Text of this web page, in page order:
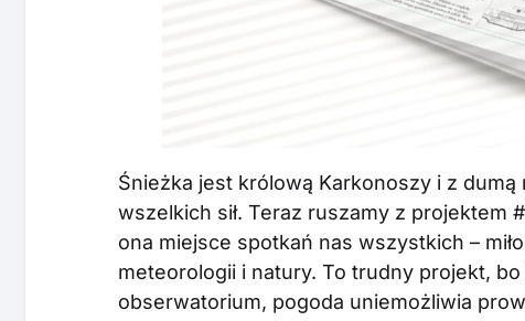
Śnieżka jest królową Karkonoszy i z
wszelkich sił. Teraz ruszamy z projektem
ona miejsce spotkań nas wszystkich –
meteorologii i natury. To trudny projekt,
obserwatorium, pogoda uniemożliwia